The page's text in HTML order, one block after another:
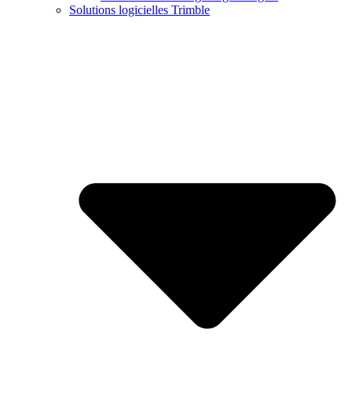
Solutions logicielles Trimble